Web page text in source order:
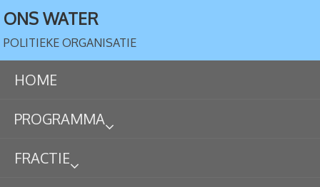
ONS WATER
POLITIEKE ORGANISATIE
HOME
PROGRAMMA
FRACTIE